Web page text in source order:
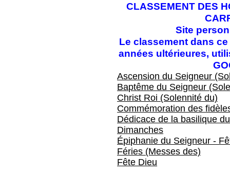
CLASSEMENT DES
Site
Le classement dans
années ultérieures,
Ascension du Seigneur
Baptême du Seigneur
Christ Roi (Solennité du)
Commémoration des
Dédicace de la basilique
Dimanches
Épiphanie du Seigneur -
Féries (Messes des)
Fête Dieu